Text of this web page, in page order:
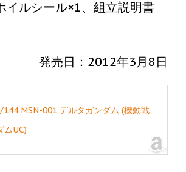
イルシール×1、組立説明書
発売日：2012年3月8日
144 MSN-001 デルタガンダム (機動戦
ムUC)